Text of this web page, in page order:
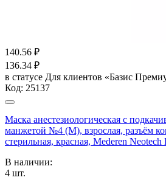
140.56 ₽
136.34 ₽
в статусе Для клиентов «Базис
Код: 25137
Маска анестезиологическая с
манжетой №4 (M), взрослая, разъём
стерильная, красная, Mederen
В наличии:
4 шт.